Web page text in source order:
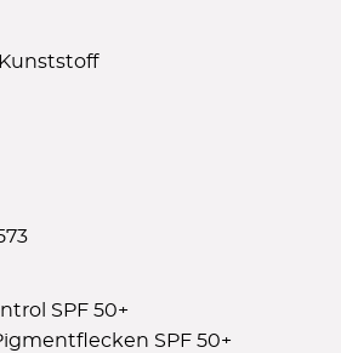
SPF 50+
SPF 50+